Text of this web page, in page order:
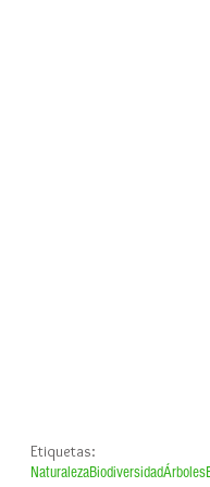
Etiquetas:
NaturalezaBiodiversidadÁrboles